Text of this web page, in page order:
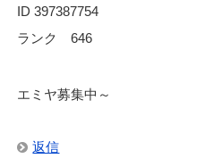
ID 397387754
ランク 646
エミヤ募集中～
返信